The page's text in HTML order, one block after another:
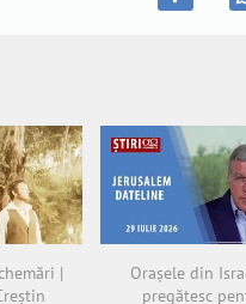
|
Orașele din
pregătesc